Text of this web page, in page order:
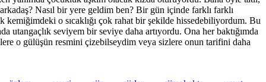
Nasıl bir yere geldim ben? Bir gün içinde farklı farklı
kemiğimdeki o sıcaklığı çok rahat bir şekilde hissedebiliyordum. Bu
utangaçlık seviyem bir seviye daha artıyordu. Ona her baktığımda
o gülüşün resmini çizebilseydim veya sizlere onun tarifini daha